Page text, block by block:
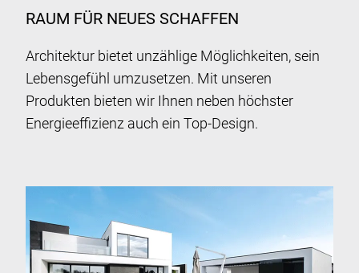
RAUM FÜR NEUES SCHAFFEN
Architektur bietet unzählige Möglichkeiten, sein
Lebensgefühl umzusetzen. Mit unseren
Produkten bieten wir Ihnen neben höchster
Energieeffizienz auch ein Top-Design.